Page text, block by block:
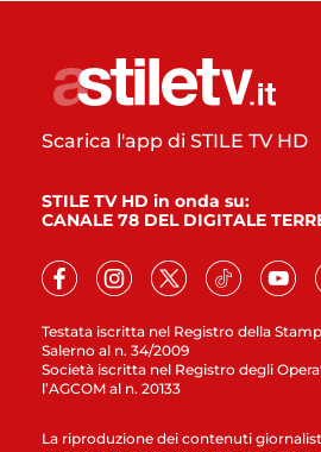
Testata iscritta nel Registro della
Salerno al n. 34/2009
Società iscritta nel Registro degli
l’AGCOM al n. 20133
Scarica l'app di STILE TV HD
STILE TV HD in onda su:
CANALE 78 DEL DIGITALE
La riproduzione dei contenuti